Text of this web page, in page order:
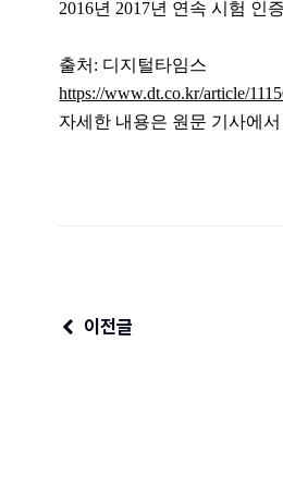
2016년 2017년 연속 시험 인
출처: 디지털타임스
https://www.dt.co.kr/article/
자세한 내용은 원문 기사에
이전글